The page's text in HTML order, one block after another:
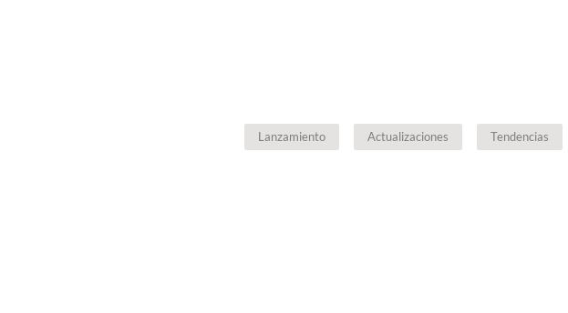
Lanzamiento Actualizaciones Tendencias